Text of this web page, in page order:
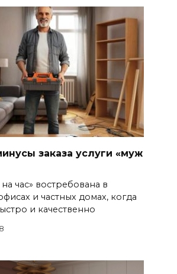
заказа услуги «муж
час» востребована в
и частных домах, когда
и качественно